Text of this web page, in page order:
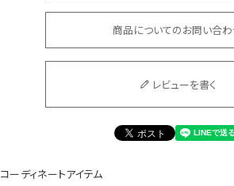
商品についてのお問い合
レビューを書く
コーディネートアイテム